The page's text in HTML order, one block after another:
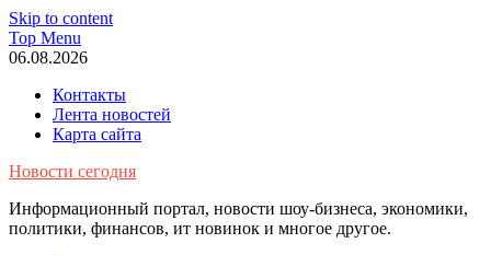
Skip to content
Top Menu
06.08.2026
Контакты
Лента новостей
Карта сайта
Новости сегодня
Информационный портал, новости шоу-бизнеса, экономики,
политики, финансов, ит новинок и многое другое.